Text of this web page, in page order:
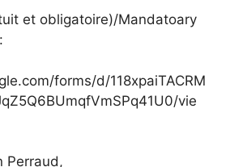
et obligatoire)/Mandatoary
forms/d/118xpaiTACRM
vie
Perraud,